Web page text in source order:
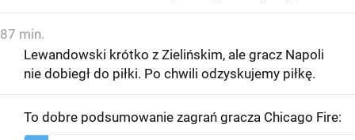
87 min.
Lewandowski krótko z Zielińskim, ale gracz Napoli
nie dobiegł do piłki. Po chwili odzyskujemy piłkę.
To dobre podsumowanie zagrań gracza Chicago Fire: